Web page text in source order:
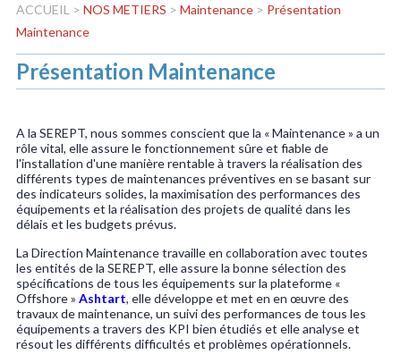
ACCUEIL > NOS METIERS > Maintenance > Présentation
Maintenance
Présentation Maintenance
A la SEREPT, nous sommes conscient que la « Maintenance » a un
rôle vital, elle assure le fonctionnement sûre et fiable de
l'installation d'une manière rentable à travers la réalisation des
différents types de maintenances préventives en se basant sur
des indicateurs solides, la maximisation des performances des
équipements et la réalisation des projets de qualité dans les
délais et les budgets prévus.
La Direction Maintenance travaille en collaboration avec toutes
les entités de la SEREPT, elle assure la bonne sélection des
spécifications de tous les équipements sur la plateforme «
Offshore » Ashtart, elle développe et met en en œuvre des
travaux de maintenance, un suivi des performances de tous les
équipements a travers des KPI bien étudiés et elle analyse et
résout les différents difficultés et problèmes opérationnels.